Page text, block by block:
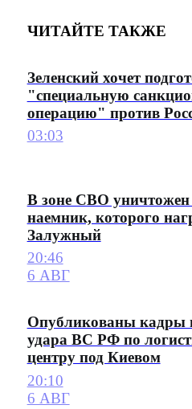
ЧИТАЙТЕ ТАКЖЕ
Зеленский хочет
"специальную
операцию" против
03:03
В зоне СВО уничтожен
наемник, которого
Залужный
20:46
6 АВГ
Опубликованы кадры
удара ВС РФ по
центру под Киевом
20:10
6 АВГ